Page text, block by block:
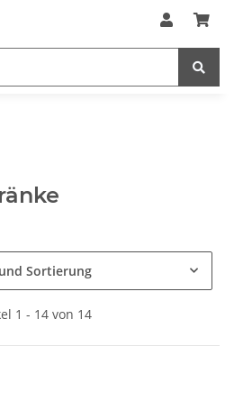
Sortierung
1 - 14 von 14